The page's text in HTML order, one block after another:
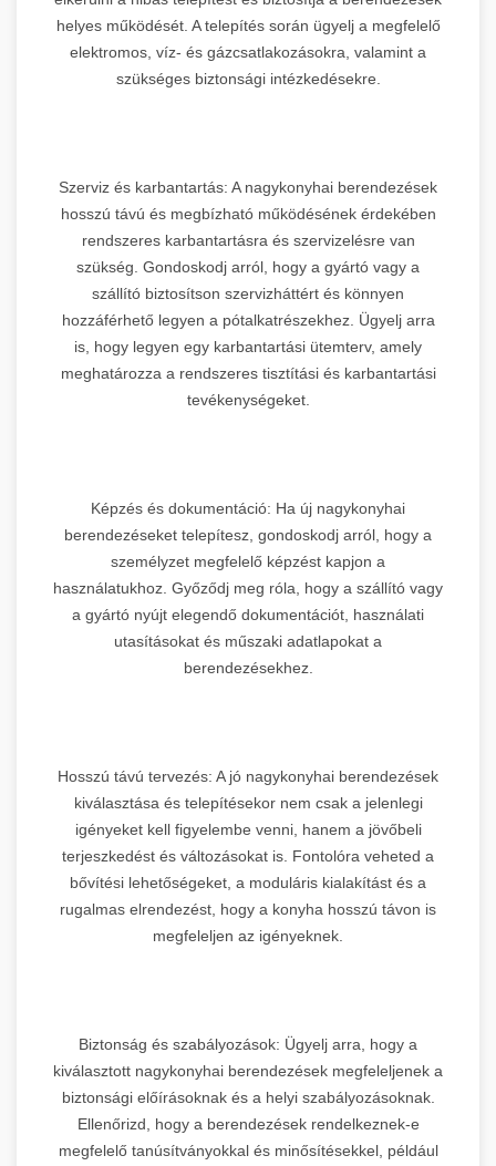
helyes működését. A telepítés során ügyelj a megfelelő
elektromos, víz- és gázcsatlakozásokra, valamint a
szükséges biztonsági intézkedésekre.
Szerviz és karbantartás: A nagykonyhai berendezések
hosszú távú és megbízható működésének érdekében
rendszeres karbantartásra és szervizelésre van
szükség. Gondoskodj arról, hogy a gyártó vagy a
szállító biztosítson szervizháttért és könnyen
hozzáférhető legyen a pótalkatrészekhez. Ügyelj arra
is, hogy legyen egy karbantartási ütemterv, amely
meghatározza a rendszeres tisztítási és karbantartási
tevékenységeket.
Képzés és dokumentáció: Ha új nagykonyhai
berendezéseket telepítesz, gondoskodj arról, hogy a
személyzet megfelelő képzést kapjon a
használatukhoz. Győződj meg róla, hogy a szállító vagy
a gyártó nyújt elegendő dokumentációt, használati
utasításokat és műszaki adatlapokat a
berendezésekhez.
Hosszú távú tervezés: A jó nagykonyhai berendezések
kiválasztása és telepítésekor nem csak a jelenlegi
igényeket kell figyelembe venni, hanem a jövőbeli
terjeszkedést és változásokat is. Fontolóra veheted a
bővítési lehetőségeket, a moduláris kialakítást és a
rugalmas elrendezést, hogy a konyha hosszú távon is
megfeleljen az igényeknek.
Biztonság és szabályozások: Ügyelj arra, hogy a
kiválasztott nagykonyhai berendezések megfeleljenek a
biztonsági előírásoknak és a helyi szabályozásoknak.
Ellenőrizd, hogy a berendezések rendelkeznek-e
megfelelő tanúsítványokkal és minősítésekkel, például